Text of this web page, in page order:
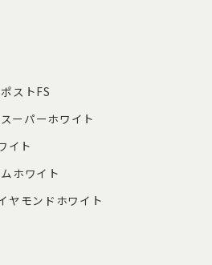
ストFS
ーパーホワイト
イト
ホワイト
ヤモンドホワイト